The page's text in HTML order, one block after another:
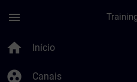
menu
home Início
group_work Canais